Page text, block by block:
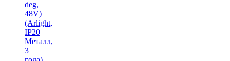
deg,
48V)
(Arlight,
IP20
Металл,
3